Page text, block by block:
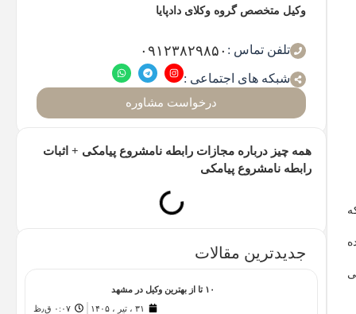
وکیل متخصص گروه وکلای دادپایا
تلفن تماس : ۰۹۱۲۳۸۲۹۸۵۰
شبکه های اجتماعی :
درخواست مشاوره
همه چیز درباره مجازات رابطه نامشروع پیامکی + اثبات
رابطه نامشروع پیامکی
جدیدترین مقالات
۱۰ تا از بهترین وکیل در مشهد
۳۱ ، تیر ، ۱۴۰۵
۰:۰۷ ق٫ظ